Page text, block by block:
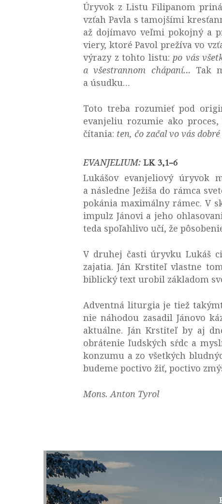
Úryvok z Listu Filipanom
vzťah Pavla s tamojšími
až dojímavo veľmi pokojný a
viery, ktoré Pavol prežíva vo
výrazy z tohto listu: po vás
a všestrannom chápaní… Tak
a úsudku…
Toto treba rozumieť pod
evanjeliu rozumie ako
čítania: ten, čo začal vo vás
EVANJELIUM: LK 3,1-6
Lukášov evanjeliový úryvok
a následne Ježiša do rámca
pokánia maximálny rámec. V
impulz Jánovi a jeho
teda spoľahlivo učí, že
V druhej časti úryvku Lukáš
zajatia. Ján Krstiteľ vlastne
biblický text urobil základom
Adventná liturgia je tiež
nie náhodou zasadil Jánovo
aktuálne. Ján Krstiteľ by aj
obrátenie ľudských sŕdc a
konzumu a zo všetkých
budeme poctivo žiť, poctivo
Mons. Anton Tyrol